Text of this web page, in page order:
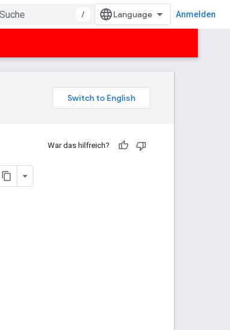
/ Anmelden
War das hilfreich?